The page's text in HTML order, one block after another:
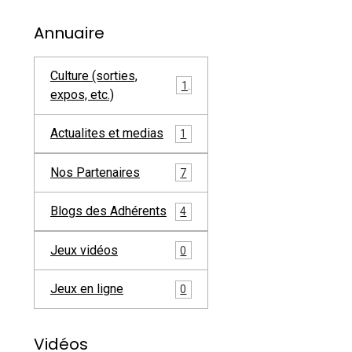
Annuaire
Culture (sorties,
expos, etc.)
Actualites et medias 1
Nos Partenaires 7
Blogs des Adhérents 4
Jeux vidéos 0
Jeux en ligne 0
Vidéos